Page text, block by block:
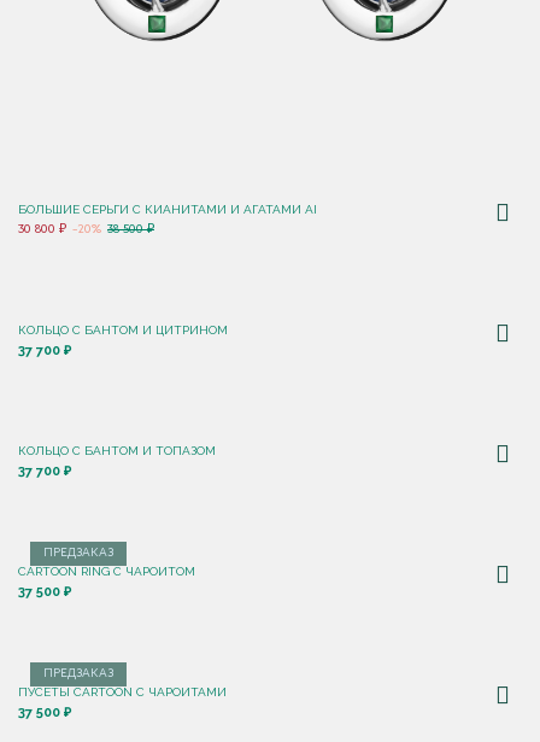
БОЛЬШИЕ СЕРЬГИ С КИАНИТАМИ И АГАТАМИ AI
30 800 ₽ -20% 38 500 ₽
КОЛЬЦО С БАНТОМ И ЦИТРИНОМ
37 700 ₽
КОЛЬЦО С БАНТОМ И ТОПАЗОМ
37 700 ₽
ПРЕДЗАКАЗ
CARTOON RING С ЧАРОИТОМ
37 500 ₽
ПРЕДЗАКАЗ
ПУСЕТЫ CARTOON С ЧАРОИТАМИ
37 500 ₽